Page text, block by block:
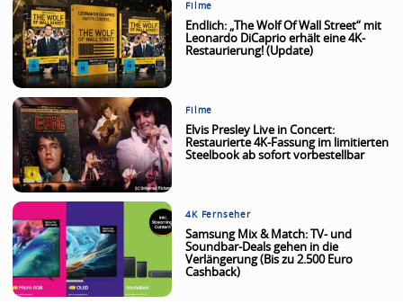
Filme
Endlich: „The Wolf Of Wall Street“ mit
Leonardo DiCaprio erhält eine 4K-
Restaurierung! (Update)
Filme
Elvis Presley Live in Concert:
Restaurierte 4K-Fassung im limitierten
Steelbook ab sofort vorbestellbar
4K Fernseher
Samsung Mix & Match: TV- und
Soundbar-Deals gehen in die
Verlängerung (Bis zu 2.500 Euro
Cashback)